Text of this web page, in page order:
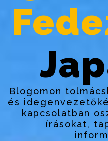
Blogomon
és
kapcsolatban
írásokat,